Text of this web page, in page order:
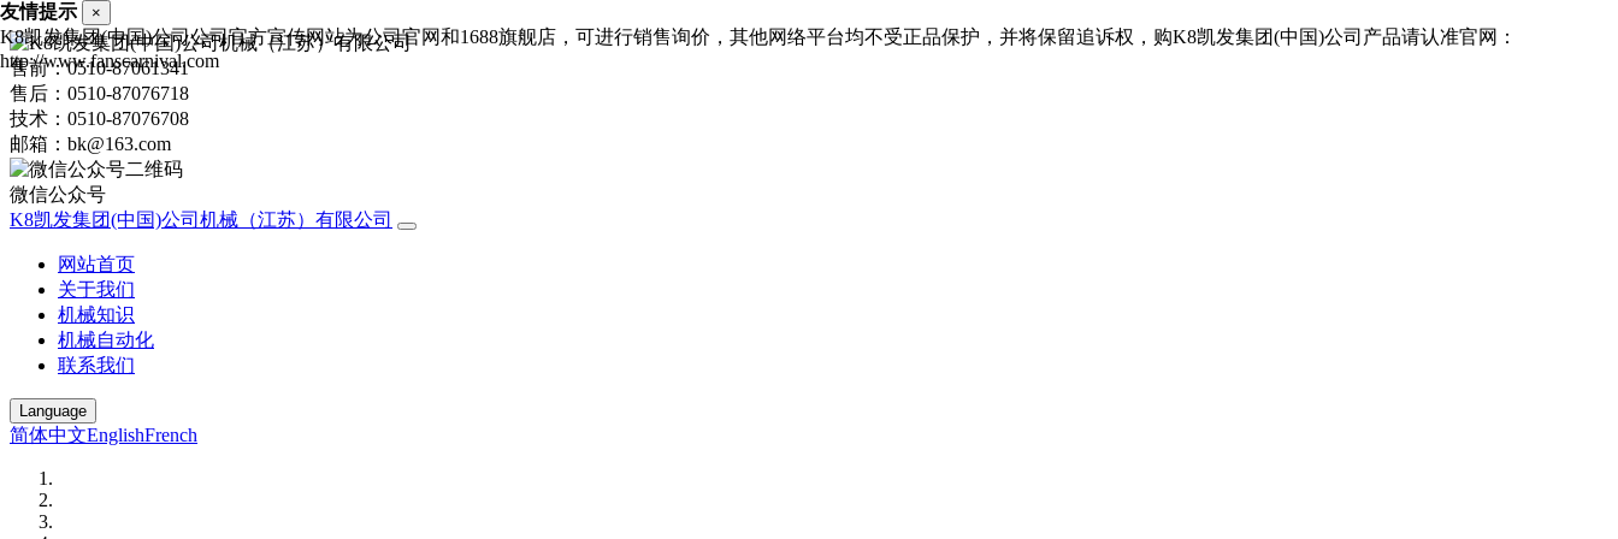
售前：0510-87061341
售后：0510-87076718
技术：0510-87076708
邮箱：bk@163.com
微信公众号
K8凯发集团(中国)公司机械（江苏）有限公司
网站首页
关于我们
机械知识
机械自动化
联系我们
Language
简体中文EnglishFrench
友情提示 ×
K8凯发集团(中国)公司公司官方宣传网站为公司官网和1688旗舰店，可进行销售询价，其他网络平台均不受正品保护，并将保留追诉权，购K8凯发集团(中国)公司产品请认准官网：
http://www.fanscarnival.com